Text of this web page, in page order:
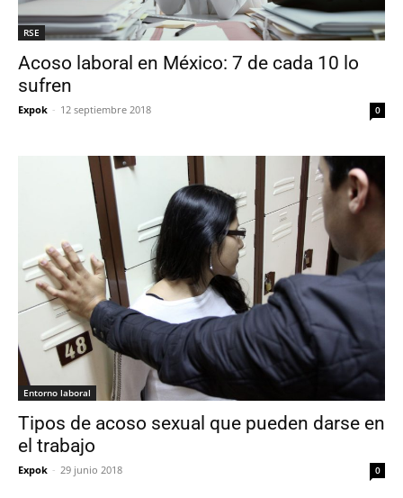
RSE
Acoso laboral en México: 7 de cada 10 lo
sufren
Expok - 12 septiembre 2018 0
Entorno laboral
Tipos de acoso sexual que pueden darse en
el trabajo
Expok - 29 junio 2018 0